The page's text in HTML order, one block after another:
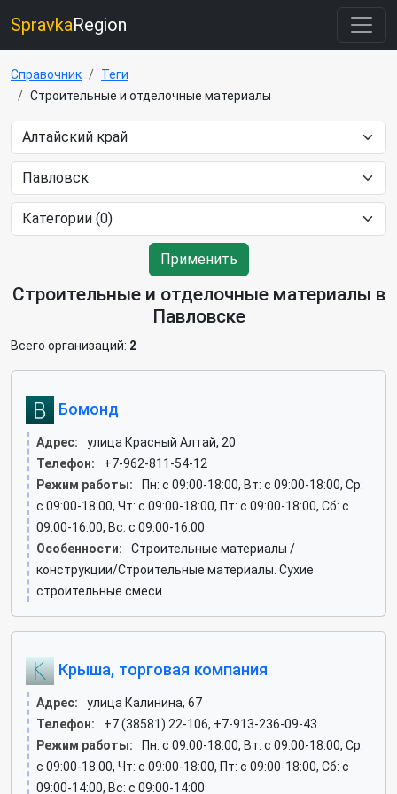
SpravkaRegion
Справочник
Теги
Строительные и отделочные материалы
Применить
Строительные и отделочные материалы в
Павловске
Всего организаций: 2
Бомонд
Адрес:
улица Красный Алтай, 20
Телефон:
+7-962-811-54-12
Режим работы:
Пн: c 09:00-18:00, Вт: c 09:00-18:00, Ср:
c 09:00-18:00, Чт: c 09:00-18:00, Пт: c 09:00-18:00, Сб: c
09:00-16:00, Вс: c 09:00-16:00
Особенности:
Строительные материалы /
конструкции/Строительные материалы. Сухие
строительные смеси
Крыша, торговая компания
Адрес:
улица Калинина, 67
Телефон:
+7 (38581) 22-106, +7-913-236-09-43
Режим работы:
Пн: c 09:00-18:00, Вт: c 09:00-18:00, Ср:
c 09:00-18:00, Чт: c 09:00-18:00, Пт: c 09:00-18:00, Сб: c
09:00-14:00, Вс: c 09:00-14:00